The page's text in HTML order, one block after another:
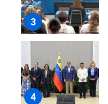
3
4